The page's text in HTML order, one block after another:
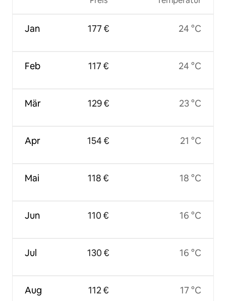
Jan
Feb
Mär
Apr
Mai
Jun
Jul
Aug
177 €
117 €
129 €
154 €
118 €
110 €
130 €
112 €
24 °C
24 °C
23 °C
21 °C
18 °C
16 °C
16 °C
17 °C